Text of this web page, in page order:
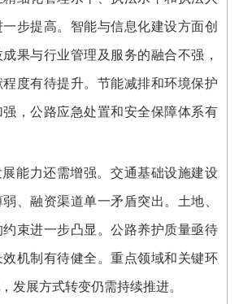
步提高。智能与信息化建设方面创
果与行业管理及服务的融合不强，
度有待提升。节能减排和环境保护
，公路应急处置和安全保障体系有
能力还需增强。交通基础设施建设
、融资渠道单一矛盾突出。土地、
束进一步凸显。公路养护质量亟待
机制有待健全。重点领域和关键环
发展方式转变仍需持续推进。